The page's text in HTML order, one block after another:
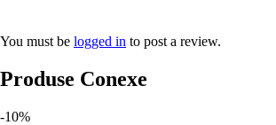
You must be logged in to post a review.
Produse Conexe
-10%